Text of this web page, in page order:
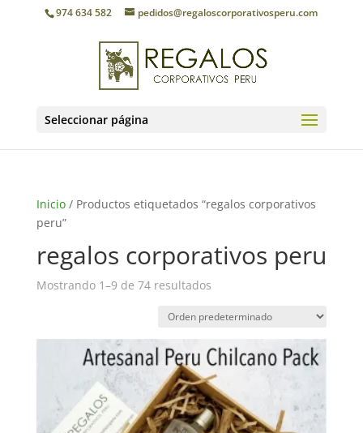
974 634 582 pedidos@regaloscorporativosperu.com
Seleccionar página
Inicio/ Productos etiquetados “regalos corporativos
peru”
regalos corporativos peru
Mostrando 1–9 de 74 resultados